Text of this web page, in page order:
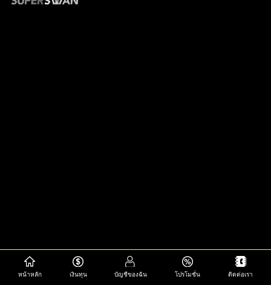
หน้าหลัก เงินทุน บัญชีของฉัน โปรโมชั่น ติดต่อเรา